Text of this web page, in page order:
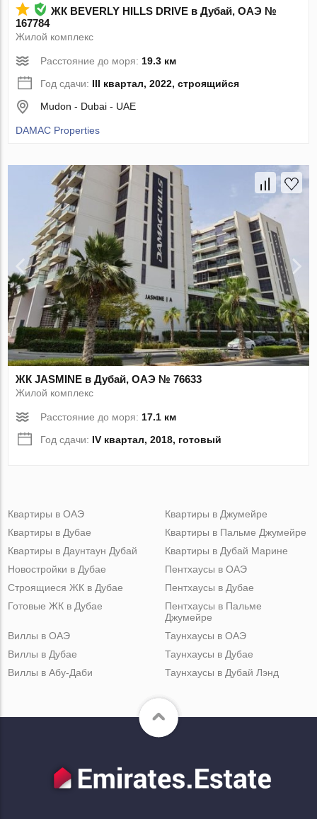
ЖК BEVERLY HILLS DRIVE в Дубай, ОАЭ №
167784
Жилой комплекс
Расстояние до моря:19.3 км
Год сдачи: III квартал, 2022, строящийся
Mudon - Dubai - UAE
DAMAC Properties
ЖК JASMINE в Дубай, ОАЭ № 76633
Жилой комплекс
Расстояние до моря: 17.1 км
Год сдачи: IV квартал, 2018, готовый
Квартиры в ОАЭ
Квартиры в Дубае
Квартиры в Даунтаун Дубай
Квартиры в Джумейре
Квартиры в Пальме Джумейре
Квартиры в Дубай Марине
Новостройки в Дубае
Строящиеся ЖК в Дубае
Готовые ЖК в Дубае
Пентхаусы в ОАЭ
Пентхаусы в Дубае
Пентхаусы в Пальме
Джумейре
Виллы в ОАЭ
Виллы в Дубае
Виллы в Абу-Даби
Таунхаусы в ОАЭ
Таунхаусы в Дубае
Таунхаусы в Дубай Лэнд